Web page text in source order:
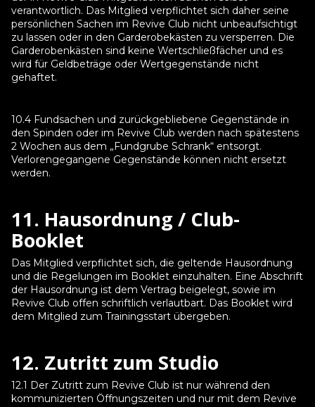
verantwortlich. Das Mitglied verpflichtet sich daher seine
persönlichen Sachen im Revive Club nicht unbeaufsichtigt
zu lassen oder in den Garderobekästen zu versperren. Die
Garderobenkästen sind keine Wertschließfächer und es
wird für Geldbeträge oder Wertgegenstände nicht
gehaftet.
10.4 Fundsachen und zurückgebliebene Gegenstände in
den Spinden oder im Revive Club werden nach spätestens
2 Wochen aus dem „Fundgrube Schrank“ entsorgt.
Verlorengegangene Gegenstände können nicht ersetzt
werden.
11. Hausordnung / Club-
Booklet
Das Mitglied verpflichtet sich, die geltende Hausordnung
und die Regelungen im Booklet einzuhalten. Eine Abschrift
der Hausordnung ist dem Vertrag beigelegt, sowie im
Revive Club offen schriftlich verlautbart. Das Booklet wird
dem Mitglied zum Trainingsstart übergeben.
12. Zutritt zum Studio
12.1 Der Zutritt zum Revive Club ist nur während den
kommunizierten Öffnungszeiten und nur mit dem Revive